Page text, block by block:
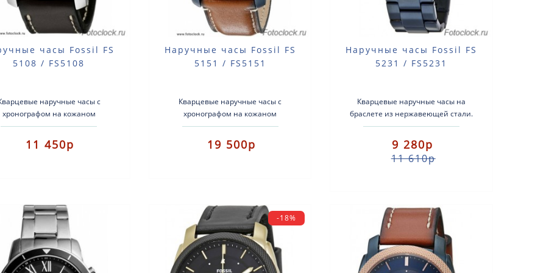
часы Fossil FS
5108 / FS5108
наручные часы с
хронографом на кожаном
ремешке.Тип механизма:
нержавеющая
кожаный Стекло:..
11 450р
Наручные часы Fossil FS
5151 / FS5151
Кварцевые наручные часы с
хронографом на кожаном
ремешке.Тип механизма:
кварцевыйКорпус: нержавеющая
стальРемень: кожаный Стекло: ..
19 500р
Наручные часы Fossil FS
5231 / FS5231
Кварцевые наручные часы на
браслете из нержавеющей стали.
Тип механизма: кварцевый Корпус:
нержавеющая сталь с тёмным IP пок..
9 280р
11 610р
-18%